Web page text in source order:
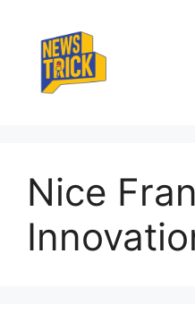
content
Nice